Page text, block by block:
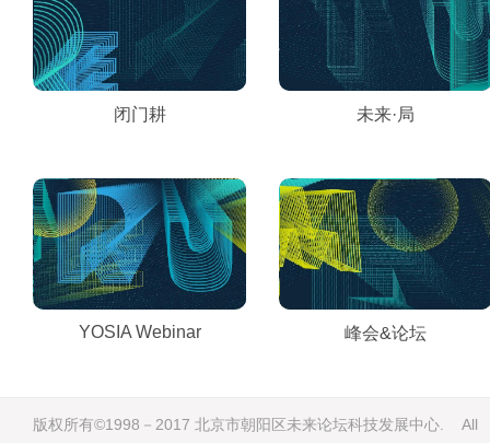
闭门耕 未来·局
YOSIA Webinar 峰会&论坛
版权所有©1998－2017 北京市朝阳区未来论坛科技发展中心. All